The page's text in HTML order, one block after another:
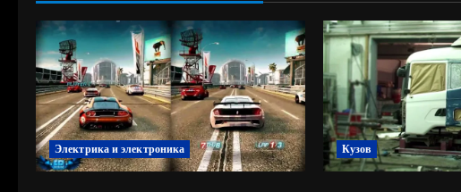
Электрика и электроника Кузов